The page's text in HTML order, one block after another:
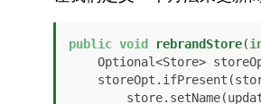
public void rebrandStore(